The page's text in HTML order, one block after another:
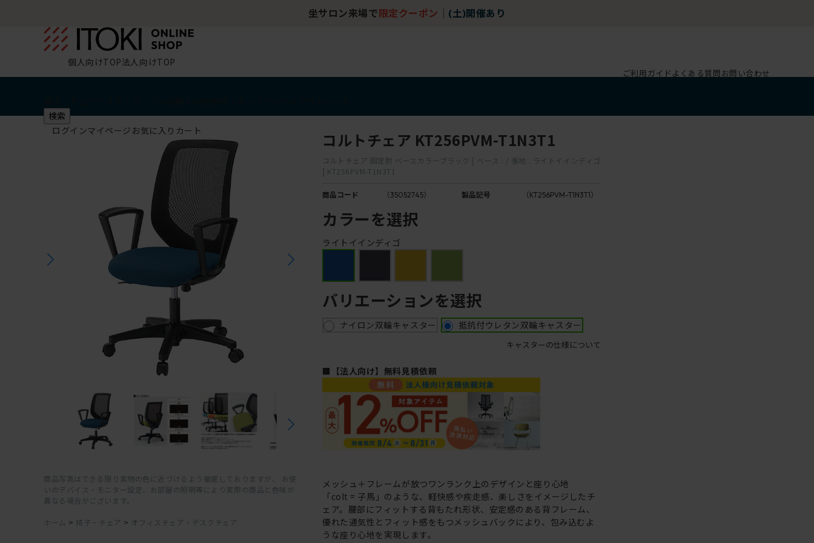
坐サロン来場で 限定クーポン (土)開催あり
個人向けTOP法人向けTOP
ご利用ガイド よくある質問お問い合わせ
検索
ログインマイページ お気に入り カート
商品写真はできる限り実物の色に近づけるよう徹底しておりますが、 お使
いのデバイス・モニター設定、お部屋の照明等により実際の商品と色味が
異なる場合がございます。
ホーム > 椅子・チェア > オフィスチェア・デスクチェア
コルトチェア KT256PVM-T1N3T1
コルトチェア 固定肘 ベースカラーブラック [ ベース : / 張地 : ライトイインディゴ
] KT256PVM-T1N3T1
商品コード （35052745） 製品記号 （KT256PVM-T1N3T1）
カラーを選択
ライトイインディゴ
バリエーションを選択
ナイロン双輪キャスター 抵抗付ウレタン双輪キャスター
キャスターの仕様について
■【法人向け】無料見積依頼
メッシュ＋フレームが放つワンランク上のデザインと座り心地
「colt = 子馬」のような、軽快感や疾走感、楽しさをイメージしたチ
ェア。腰部にフィットする背もたれ形状、安定感のある背フレーム、
優れた通気性とフィット感をもつメッシュバックにより、包み込むよ
うな座り心地を実現します。